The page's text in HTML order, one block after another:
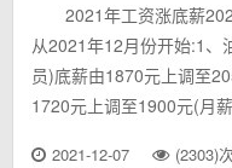
2021年工资涨底薪
从2021年12月份开始:1、
员)底薪由1870元上调至
1720元上调至1900元(月
2021-12-07 (2303)